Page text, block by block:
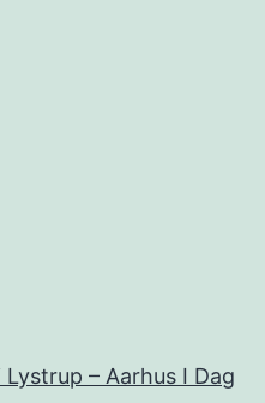
– Aarhus I Dag